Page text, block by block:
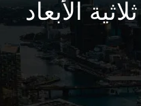
الأبعاد